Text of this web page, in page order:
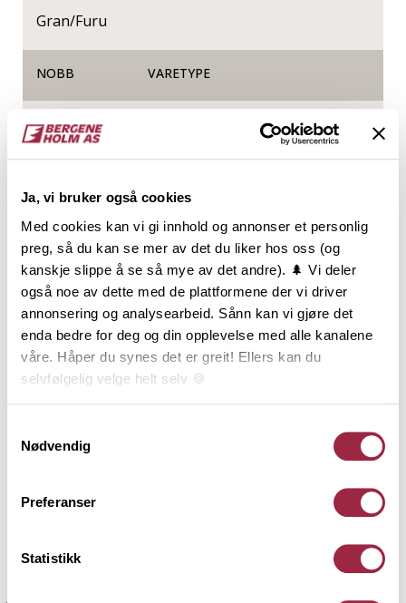
Ja, vi bruker også cookies
Med cookies kan vi gi innhold og annonser et personlig
preg, så du kan se mer av det du liker hos oss (og
kanskje slippe å se så mye av det andre). 🌲 Vi deler
også noe av dette med de plattformene der vi driver
annonsering og analysearbeid. Sånn kan vi gjøre det
enda bedre for deg og din opplevelse med alle kanalene
våre. Håper du synes det er greit! Ellers kan du
selvfølgelig velge helt selv 🍪
Nødvendig
Preferanser
Statistikk
Gran/Furu
NOBB VARETYPE
54183776
Produktinformasjon
Underpanel, ofte kalt Rupanel, er det mest
tradisjonelle produktet brukt som undertak i Norge,
spesielt der taket skal dekkes med shingel eller
papp. Det er enkelt å legge og gir et godt og stabilt
tak. Underpanel er produsert av gran/furu som er
høvlet med not og fjær med endepløying for skjøting
uavhengig av spkerslag. Underpanel benyttes i
hovedsak til undertak, men kan også benyttes til
et rom med røffere preg, eller behøver underlag for
gips på vegger som skal flislegges. Underpanel få i
21x120 og 21x145 mm.
Dokumentasjon